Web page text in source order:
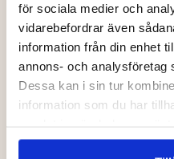
för sociala medier och
vidarebefordrar även
information från din enhet
annons- och analysföretag
Dessa kan i sin tur
information som du har